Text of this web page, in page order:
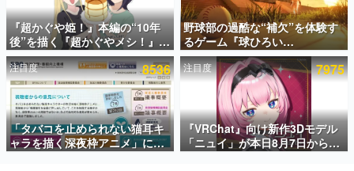
アプリセール情報
インタビュー
連載・特集一覧
殿堂入り記事
SNS拡散数が数千以上！ ページビュー数万以上！ などな
ど。多くの人々に読まれた、電ファミ渾身の“殿堂入り”記
事をまとめました。
『超かぐや姫！』本編の“10年
後”を描く『超かぐやメシ！』
Web連載決定。新たなWebマン
ガレーベル「ビビビコミック」
にて特別話が掲載スタート、あ
のお話には…まだ続きがある！
野球部の過酷な“補欠”を体験す
るゲーム『球ひろい
Simulator』が「1件」のウィッ
シュリストをもとにチェコ語に
対応しSNSで話題に。『キング
ダム・カム』開発元やチェコの
プロ野球選手から称賛の声
注目度 8536
「タバコを止められない猫耳キ
ャラを描く深夜枠アニメ」に視
聴者の一部から批判意見。違法
注目度 7975
『VRChat』向け新作3Dモデル
「ニュイ」が本日8月7日から
BOOTHにて発売。瞳に光る星